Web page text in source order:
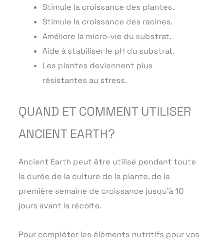
Stimule la croissance des plantes.
Stimule la croissance des racines.
Améliore la micro-vie du substrat.
Aide à stabiliser le pH du substrat.
Les plantes deviennent plus
résistantes au stress.
QUAND ET COMMENT UTILISER
ANCIENT EARTH?
Ancient Earth peut être utilisé pendant toute
la durée de la culture de la plante, de la
première semaine de croissance jusqu’à 10
jours avant la récolte.
Pour compléter les éléments nutritifs pour vos